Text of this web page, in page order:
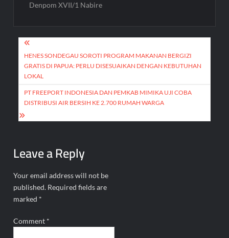
Denpom XVII/1 Nabire
Post
navigation
HENES SONDEGAU SOROTI PROGRAM MAKANAN BERGIZI
GRATIS DI PAPUA: PERLU DISESUAIKAN DENGAN KEBUTUHAN
LOKAL
PT FREEPORT INDONESIA DAN PEMKAB MIMIKA UJI COBA
DISTRIBUSI AIR BERSIH KE 2.700 RUMAH WARGA
Leave a Reply
Your email address will not be
published. Required fields are
marked *
Comment *